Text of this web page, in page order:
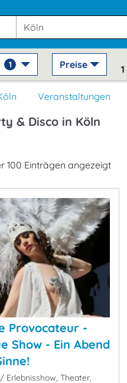
1 Preise 1
Veranstaltungen
& Disco in Köln
100 Einträgen angezeigt
Provocateur -
Show - Ein Abend
Erlebnisshow, Theater,